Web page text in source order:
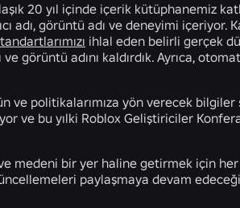
20 yıl içinde içerik kütüphanemiz
adı, görüntü adı ve deneyimi içeriyor.
ihlal eden belirli gerçek
ve görüntü adını kaldırdık. Ayrıca,
ve politikalarımıza yön verecek
ve bu yılki Roblox Geliştiriciler
medeni bir yer haline getirmek için
paylaşmaya devam